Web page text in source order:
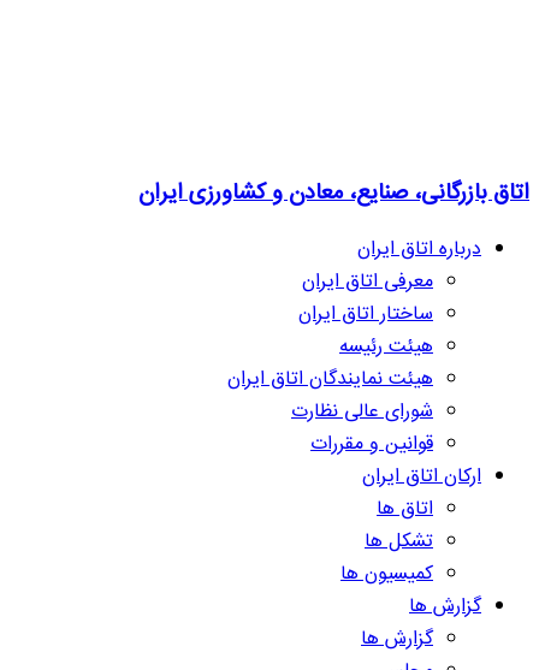
اتاق بازرگانی، صنایع، معادن و کشاورزی ایران
درباره اتاق ایران
معرفی اتاق ایران
ساختار اتاق ایران
هیئت رئیسه
هیئت نمایندگان اتاق ایران
شورای عالی نظارت
قوانین و مقررات
ارکان اتاق ایران
اتاق ها
تشکل ها
کمیسیون ها
گزارش ها
گزارش ها